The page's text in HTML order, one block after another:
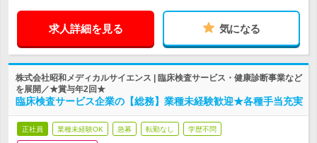
求人詳細を見る 気になる
株式会社昭和メディカルサイエンス | 臨床検査サービス・健康診断事業など
を展開／★賞与年2回★
臨床検査サービス企業の【総務】業種未経験歓迎★各種手当充実
正社員 業種未経験OK 急募 転勤なし 学歴不問